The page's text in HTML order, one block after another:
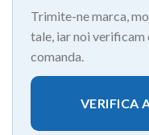
Trimite-ne marca,
tale, iar noi
comanda.
VERIFICA